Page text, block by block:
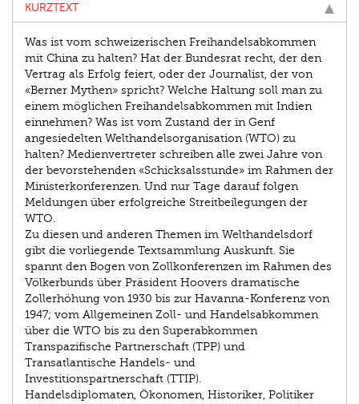
KURZTEXT
Was ist vom schweizerischen Freihandelsabkommen
mit China zu halten? Hat der Bundesrat recht, der den
Vertrag als Erfolg feiert, oder der Journalist, der von
«Berner Mythen» spricht? Welche Haltung soll man zu
einem möglichen Freihandelsabkommen mit Indien
einnehmen? Was ist vom Zustand der in Genf
angesiedelten Welthandelsorganisation (WTO) zu
halten? Medien­vertreter schreiben alle zwei Jahre von
der bevorstehenden «Schicksalsstunde» im Rahmen der
Ministerkonferenzen. Und nur Tage darauf folgen
Meldungen über erfolgreiche Streitbeilegungen der
WTO.
Zu diesen und anderen Themen im Welthandelsdorf
gibt die vorliegende Textsammlung Auskunft. Sie
spannt den Bogen von Zollkonferenzen im Rahmen des
Völkerbunds über Präsident Hoovers dramatische
Zollerhöhung von 1930 bis zur Havanna-Konferenz von
1947; vom Allgemeinen Zoll- und Handelsabkommen
über die WTO bis zu den Superabkommen
Transpazifische Partnerschaft (TPP) und
Transatlantische Handels- und
Investitionspartnerschaft (TTIP).
Handelsdiplomaten, Ökonomen, Historiker, Politiker